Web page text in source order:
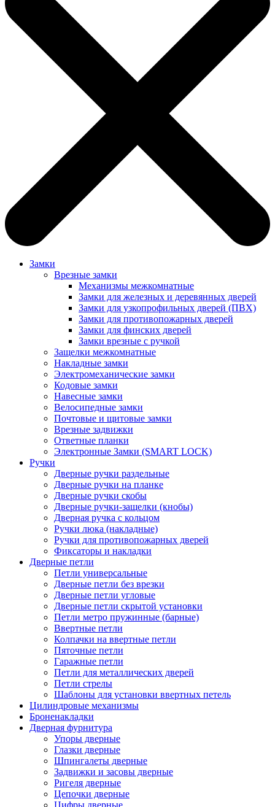
Замки
Врезные замки
Механизмы межкомнатные
Замки для железных и деревянных дверей
Замки для узкопрофильных дверей (ПВХ)
Замки для противопожарных дверей
Замки для финских дверей
Замки врезные с ручкой
Защелки межкомнатные
Накладные замки
Электромеханические замки
Кодовые замки
Навесные замки
Велосипедные замки
Почтовые и щитовые замки
Врезные задвижки
Ответные планки
Электронные Замки (SMART LOCK)
Ручки
Дверные ручки раздельные
Дверные ручки на планке
Дверные ручки скобы
Дверные ручки-защелки (кнобы)
Дверная ручка с кольцом
Ручки люка (накладные)
Ручки для противопожарных дверей
Фиксаторы и накладки
Дверные петли
Петли универсальные
Дверные петли без врезки
Дверные петли угловые
Дверные петли скрытой установки
Петли метро пружинные (барные)
Ввертные петли
Колпачки на ввертные петли
Пяточные петли
Гаражные петли
Петли для металлических дверей
Петли стрелы
Шаблоны для установки ввертных петель
Цилиндровые механизмы
Броненакладки
Дверная фурнитура
Упоры дверные
Глазки дверные
Шпингалеты дверные
Задвижки и засовы дверные
Ригеля дверные
Цепочки дверные
Цифры дверные